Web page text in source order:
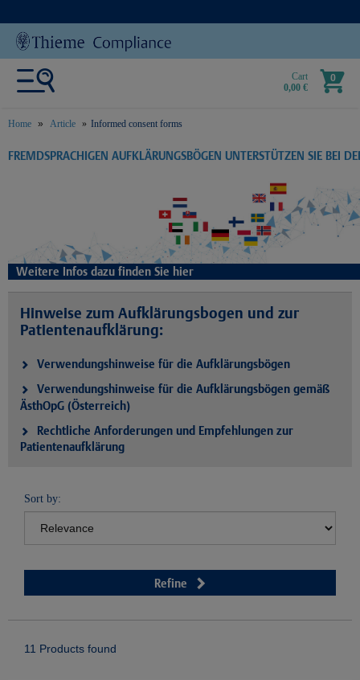
Cart
0,00 €
0
Home Article Informed consent forms
text.skipToContent
text.skipToNavigation
FREMDSPRACHIGEN AUFKLÄRUNGSBÖGEN UNTERSTÜTZEN SIE BEI
Weitere Infos dazu finden Sie hier
Hinweise zum Aufklärungsbogen und zur
Patientenaufklärung:
Verwendungshinweise für die Aufklärungsbögen
Verwendungshinweise für die Aufklärungsbögen gemäß
ÄsthOpG (Österreich)
Rechtliche Anforderungen und Empfehlungen zur
Patientenaufklärung
Sort by:
Refine
11 Products found